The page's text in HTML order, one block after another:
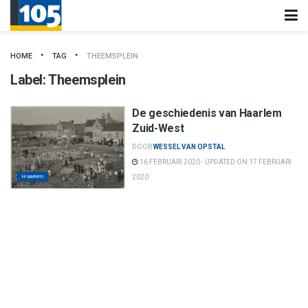
HOME TAG THEEMSPLEIN
Label:Theemsplein
Haarlem
De geschiedenis van Haarlem
Zuid-West
DOORWESSEL VAN OPSTAL
16 FEBRUARI 2020 - UPDATED ON 17 FEBRUARI
2020